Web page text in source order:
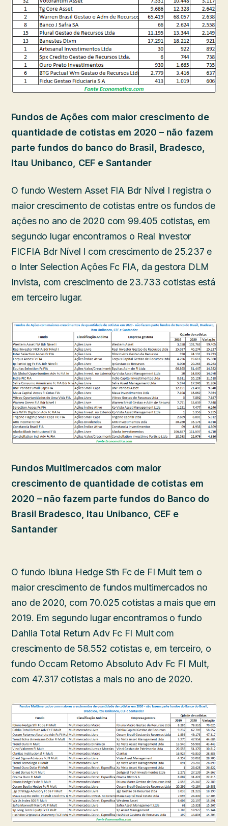
Fundos de Ações com maior crescimento de
quantidade de cotistas em 2020 – não fazem
parte fundos do banco do Brasil, Bradesco,
Itau Unibanco, CEF e Santander
O fundo Western Asset FIA Bdr Nível I registra o
maior crescimento de cotistas entre os fundos de
ações no ano de 2020 com 99.405 cotistas, em
segundo lugar encontramos o Real Investor
FICFIA Bdr Nível I com crescimento de 25.237 e
o Inter Selection Ações Fc FIA, da gestora DLM
Invista, com crescimento de 23.733 cotistas está
em terceiro lugar.
Fundos Multimercados com maior
crescimento de quantidade de cotistas em
2020 – não fazem parte fundos do Banco do
Brasil Bradesco, Itau Unibanco, CEF e
Santander
O fundo Ibiuna Hedge Sth Fc de FI Mult tem o
maior crescimento de fundos multimercados no
ano de 2020, com 70.025 cotistas a mais que em
2019. Em segundo lugar encontramos o fundo
Dahlia Total Return Adv Fc FI Mult com
crescimento de 58.552 cotistas e, em terceiro, o
fundo Occam Retorno Absoluto Adv Fc FI Mult,
com 47.317 cotistas a mais no ano de 2020.